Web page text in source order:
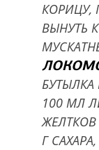
КОРИЦУ,
ВЫНУТЬ
100 МЛ
Г